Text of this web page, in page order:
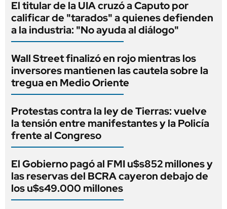
El titular de la UIA cruzó a Caputo por
calificar de "tarados" a quienes defienden
a la industria: "No ayuda al diálogo"
Wall Street finalizó en rojo mientras los
inversores mantienen las cautela sobre la
tregua en Medio Oriente
Protestas contra la ley de Tierras: vuelve
la tensión entre manifestantes y la Policía
frente al Congreso
El Gobierno pagó al FMI u$s852 millones y
las reservas del BCRA cayeron debajo de
los u$s49.000 millones